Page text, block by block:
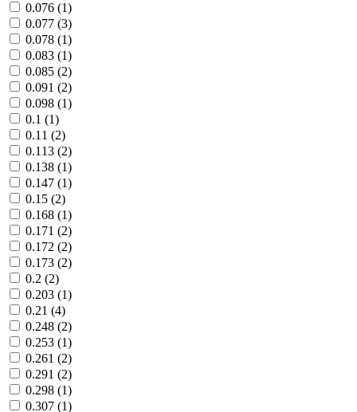
0.076 (1)
0.077 (3)
0.078 (1)
0.083 (1)
0.085 (2)
0.091 (2)
0.098 (1)
0.1 (1)
0.11 (2)
0.113 (2)
0.138 (1)
0.147 (1)
0.15 (2)
0.168 (1)
0.171 (2)
0.172 (2)
0.173 (2)
0.2 (2)
0.203 (1)
0.21 (4)
0.248 (2)
0.253 (1)
0.261 (2)
0.291 (2)
0.298 (1)
0.307 (1)